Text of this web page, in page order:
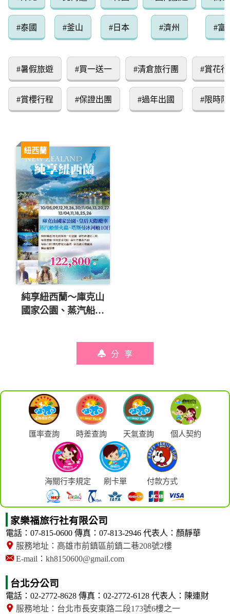
#泰國 #釜山 #日本 #濟州 #富
#暑假旅遊
#賞櫻行程
#買一送一
#保證出團
#清倉旅行團
#過年出國
#賞花
#限時
紐西蘭
純享紐西蘭～庫克山
國家公園、蒸汽船螢
分享
匯率查詢 時差查詢 天氣查詢 個人契約
海關行李規定 刷卡單 付款方式
家樂福旅行社有限公司
電話：07-815-0600 傳真：07-813-2946 代表人：顏靜華
服務地址：高雄市前鎮區前鎮二巷208號2樓
E-mail：kh8150600@gmail.com
台北分公司
電話：02-2772-8628 傳真：02-2772-6128 代表人：陳連財
服務地址：台北市長安東路二段173號6樓之一